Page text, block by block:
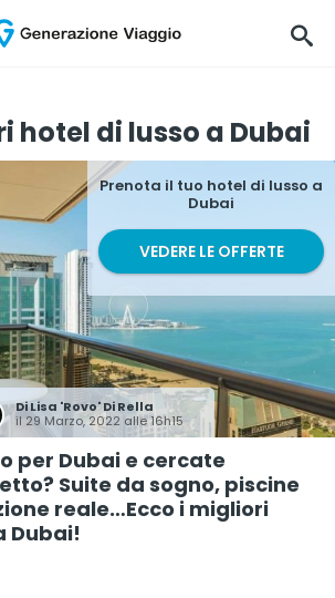
hotel di lusso a Dubai
DiLisa 'Rovo' Di Rella
il 29 Marzo, 2022 alle 16h15
Prenota il tuo hotel di lusso a
Dubai
VEDERE LE OFFERTE
per Dubai e cercate
Suite da sogno, piscine
reale…Ecco i migliori
Dubai!